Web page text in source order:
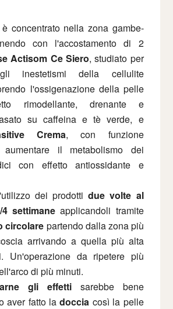
concentrato nella zona gambe-
con l'accostamento di 2
Actisom Ce Siero, studiato per
inestetismi della cellulite
l'ossigenazione della pelle
rimodellante, drenante e
su caffeina e tè verde, e
Crema, con funzione
il metabolismo dei
con effetto antiossidante e
dei prodottidue volte al
settimane applicandoli tramite
circolare partendo dalla zona più
arrivando a quella più alta
Un'operazione da ripetere più
di più minuti.
gli effettisarebbe bene
aver fatto ladoccia così la pelle